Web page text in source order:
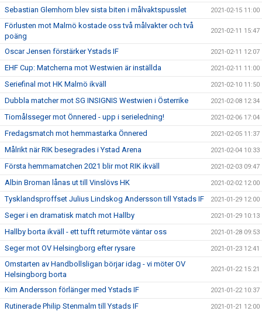
Sebastian Glemhorn blev sista biten i målvaktspusslet 2021-02-15 11:00
Förlusten mot Malmö kostade oss två målvakter och två
poäng
2021-02-11 15:47
Oscar Jensen förstärker Ystads IF 2021-02-11 12:07
EHF Cup: Matcherna mot Westwien är inställda 2021-02-11 11:00
Seriefinal mot HK Malmö ikväll 2021-02-10 11:50
Dubbla matcher mot SG INSIGNIS Westwien i Österrike 2021-02-08 12:34
Tiomålsseger mot Önnered - upp i serieledning! 2021-02-06 17:04
Fredagsmatch mot hemmastarka Önnered 2021-02-05 11:37
Målrikt när RIK besegrades i Ystad Arena 2021-02-04 10:33
Första hemmamatchen 2021 blir mot RIK ikväll 2021-02-03 09:47
Albin Broman lånas ut till Vinslövs HK 2021-02-02 12:00
Tysklandsproffset Julius Lindskog Andersson till Ystads IF 2021-01-29 12:00
Seger i en dramatisk match mot Hallby 2021-01-29 10:13
Hallby borta ikväll - ett tufft returmöte väntar oss 2021-01-28 09:53
Seger mot OV Helsingborg efter rysare 2021-01-23 12:41
Omstarten av Handbollsligan börjar idag - vi möter OV
Helsingborg borta
2021-01-22 15:21
Kim Andersson förlänger med Ystads IF 2021-01-22 10:37
Rutinerade Philip Stenmalm till Ystads IF 2021-01-21 12:00